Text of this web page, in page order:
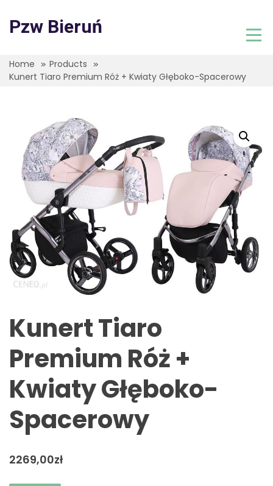
content
Pzw Bieruń
Home
Products
Kunert Tiaro Premium Róż + Kwiaty Głęboko-Spacerowy
Kunert Tiaro
Premium Róż +
Kwiaty Głęboko-
Spacerowy
2269,00zł